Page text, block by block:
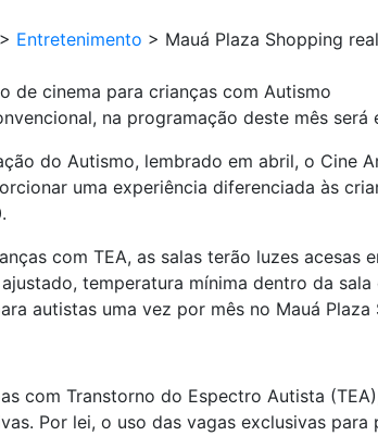
> Entretenimento > Mauá Plaza Shopping
de cinema para crianças com Autismo
na programação deste mês
do Autismo, lembrado em abril, o Cine
uma experiência diferenciada às
com TEA, as salas terão luzes
temperatura mínima dentro da
autistas uma vez por mês no Mauá Plaza
com Transtorno do Espectro Autista
Por lei, o uso das vagas exclusivas